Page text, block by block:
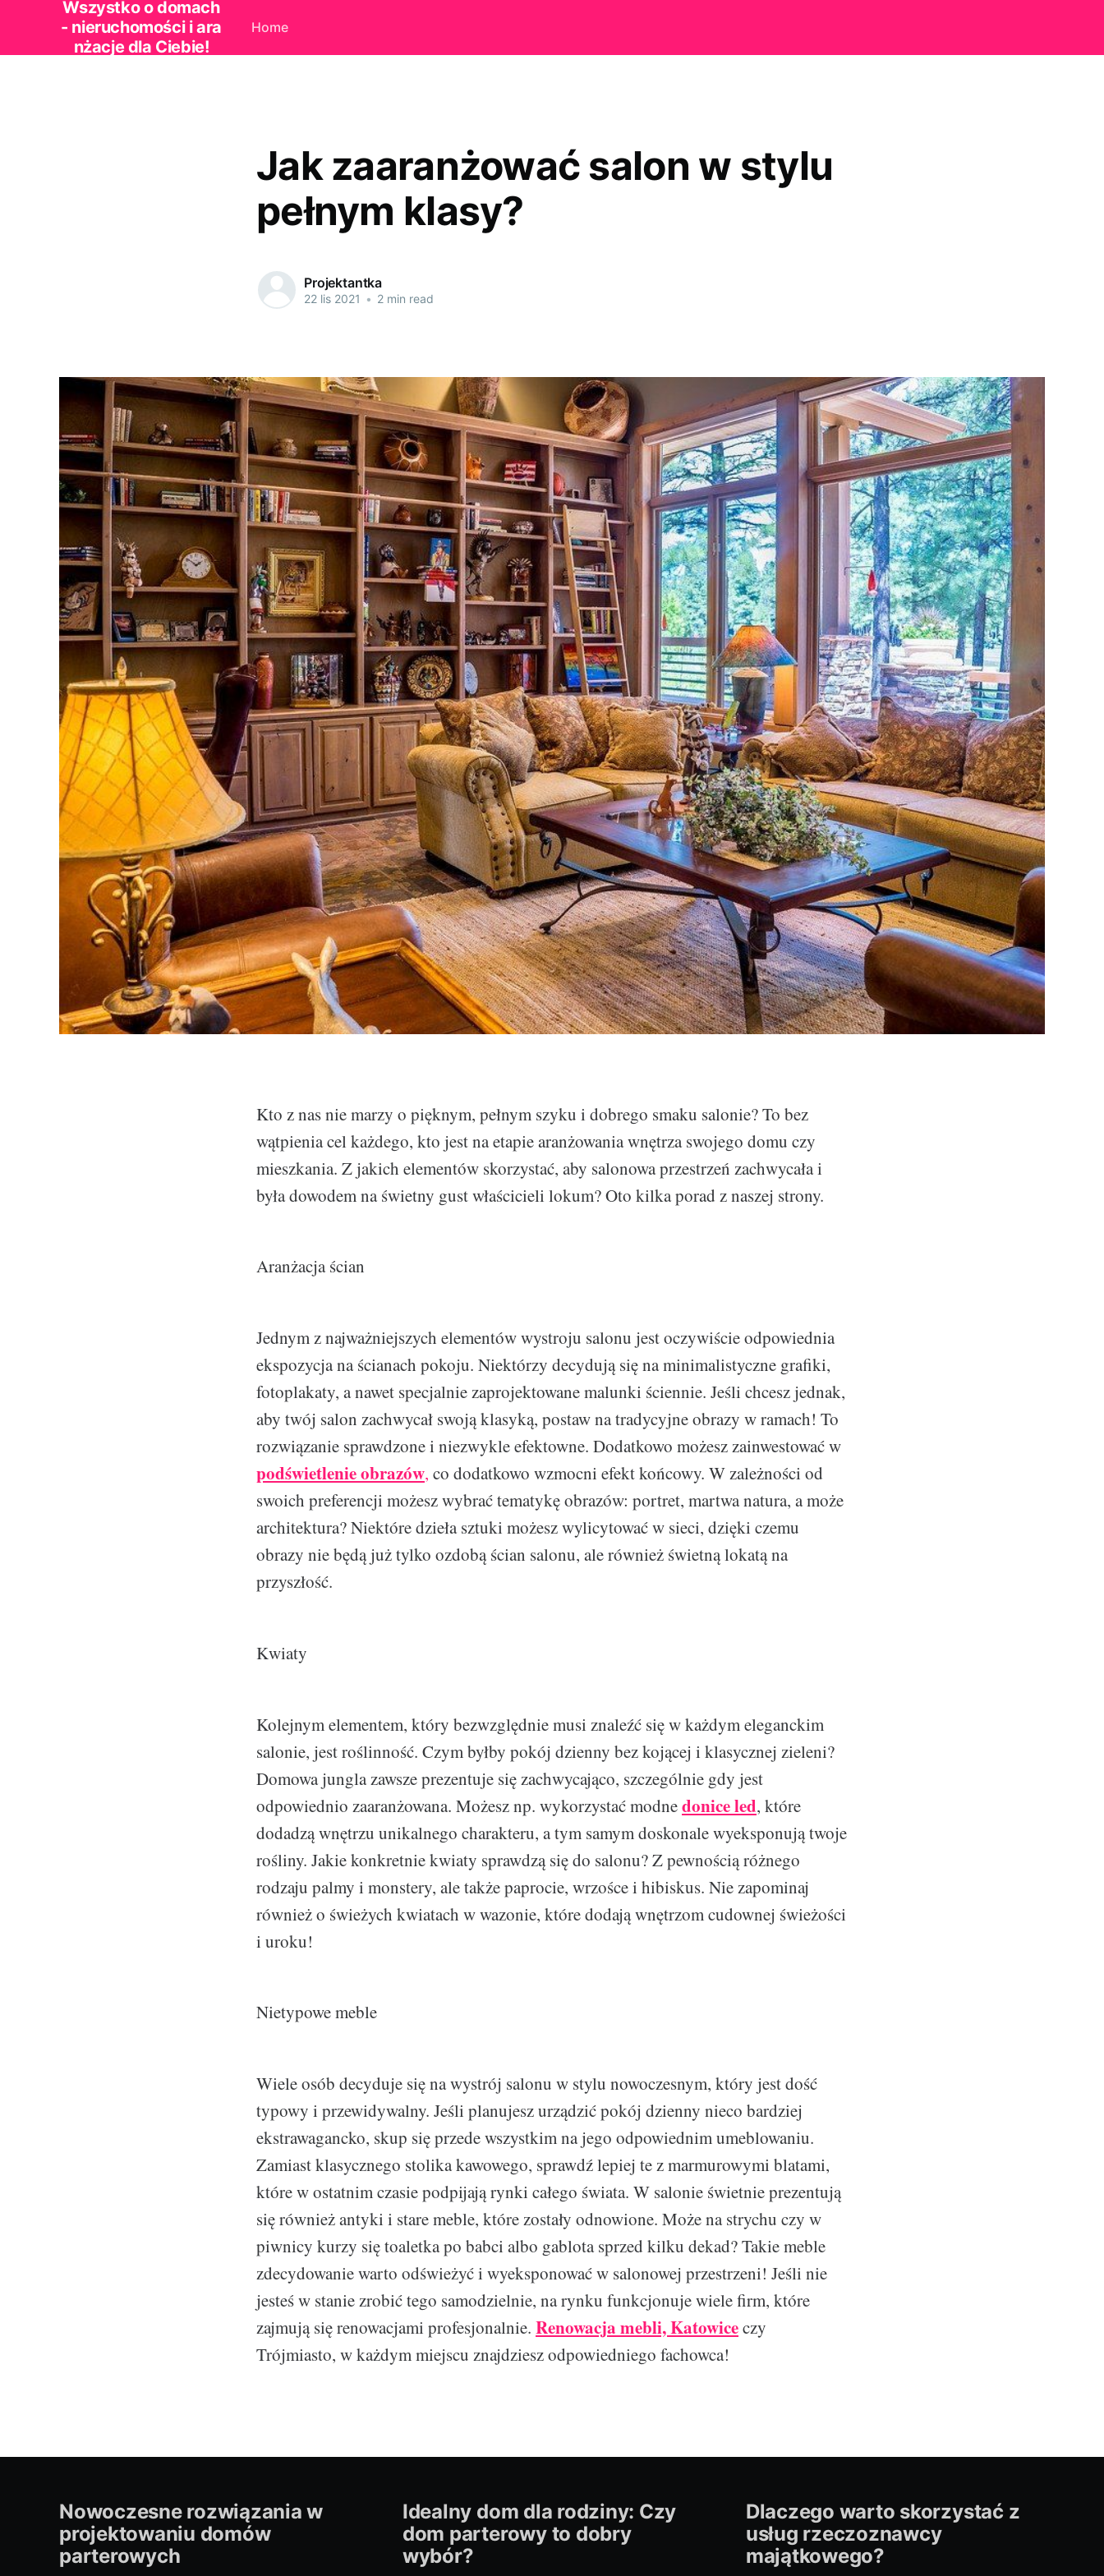
Wszystko o domach
- nieruchomości i ara
nżacje dla Ciebie!
Home
Jak zaaranżować salon w stylu
pełnym klasy?
Projektantka
22 lis 2021 • 2 min read
Kto z nas nie marzy o pięknym, pełnym szyku i dobrego smaku salonie? To bez
wątpienia cel każdego, kto jest na etapie aranżowania wnętrza swojego domu czy
mieszkania. Z jakich elementów skorzystać, aby salonowa przestrzeń zachwycała i
była dowodem na świetny gust właścicieli lokum? Oto kilka porad z naszej strony.
Aranżacja ścian
Jednym z najważniejszych elementów wystroju salonu jest oczywiście odpowiednia
ekspozycja na ścianach pokoju. Niektórzy decydują się na minimalistyczne grafiki,
fotoplakaty, a nawet specjalnie zaprojektowane malunki ściennie. Jeśli chcesz jednak,
aby twój salon zachwycał swoją klasyką, postaw na tradycyjne obrazy w ramach! To
rozwiązanie sprawdzone i niezwykle efektowne. Dodatkowo możesz zainwestować w
podświetlenie obrazów, co dodatkowo wzmocni efekt końcowy. W zależności od
swoich preferencji możesz wybrać tematykę obrazów: portret, martwa natura, a może
architektura? Niektóre dzieła sztuki możesz wylicytować w sieci, dzięki czemu
obrazy nie będą już tylko ozdobą ścian salonu, ale również świetną lokatą na
przyszłość.
Kwiaty
Kolejnym elementem, który bezwzględnie musi znaleźć się w każdym eleganckim
salonie, jest roślinność. Czym byłby pokój dzienny bez kojącej i klasycznej zieleni?
Domowa jungla zawsze prezentuje się zachwycająco, szczególnie gdy jest
odpowiednio zaaranżowana. Możesz np. wykorzystać modnedonice led, które
dodadzą wnętrzu unikalnego charakteru, a tym samym doskonale wyeksponują twoje
rośliny. Jakie konkretnie kwiaty sprawdzą się do salonu? Z pewnością różnego
rodzaju palmy i monstery, ale także paprocie, wrzośce i hibiskus. Nie zapominaj
również o świeżych kwiatach w wazonie, które dodają wnętrzom cudownej świeżości
i uroku!
Nietypowe meble
Wiele osób decyduje się na wystrój salonu w stylu nowoczesnym, który jest dość
typowy i przewidywalny. Jeśli planujesz urządzić pokój dzienny nieco bardziej
ekstrawagancko, skup się przede wszystkim na jego odpowiednim umeblowaniu.
Zamiast klasycznego stolika kawowego, sprawdź lepiej te z marmurowymi blatami,
które w ostatnim czasie podpijają rynki całego świata. W salonie świetnie prezentują
się również antyki i stare meble, które zostały odnowione. Może na strychu czy w
piwnicy kurzy się toaletka po babci albo gablota sprzed kilku dekad? Takie meble
zdecydowanie warto odświeżyć i wyeksponować w salonowej przestrzeni! Jeśli nie
jesteś w stanie zrobić tego samodzielnie, na rynku funkcjonuje wiele firm, które
zajmują się renowacjami profesjonalnie. Renowacja mebli, Katowiceczy
Trójmiasto, w każdym miejscu znajdziesz odpowiedniego fachowca!
Nowoczesne rozwiązania w
projektowaniu domów
parterowych
Idealny dom dla rodziny: Czy
dom parterowy to dobry
wybór?
Dlaczego warto skorzystać z
usług rzeczoznawcy
majątkowego?